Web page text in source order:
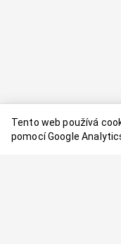
Tento web používá
pomocí Google